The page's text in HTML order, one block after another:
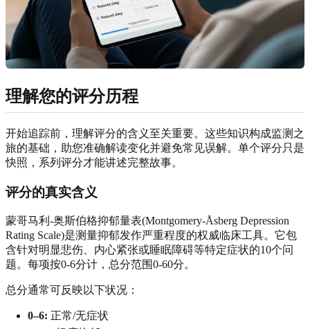
理解您的评分历程
开始追踪前，理解评分的含义至关重要。这些知识构成监测之
旅的基础，助您准确解读变化并避免常见误解。单个评分只是
快照，系列评分才能讲述完整故事。
评分的真实含义
蒙哥马利-奥斯伯格抑郁量表(Montgomery-Åsberg Depression
Rating Scale)是测量抑郁发作严重程度的权威临床工具。它包
含针对明显悲伤、内心紧张或睡眠障碍等特定症状的10个问
题。每项按0-6分计，总分范围0-60分。
总分通常可反映以下状况：
0–6: 正常/无症状